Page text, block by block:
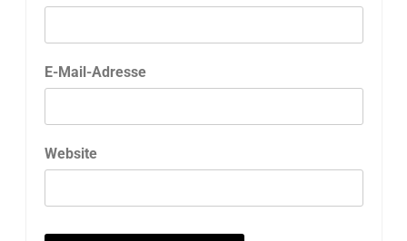
E-Mail-Adresse
Website